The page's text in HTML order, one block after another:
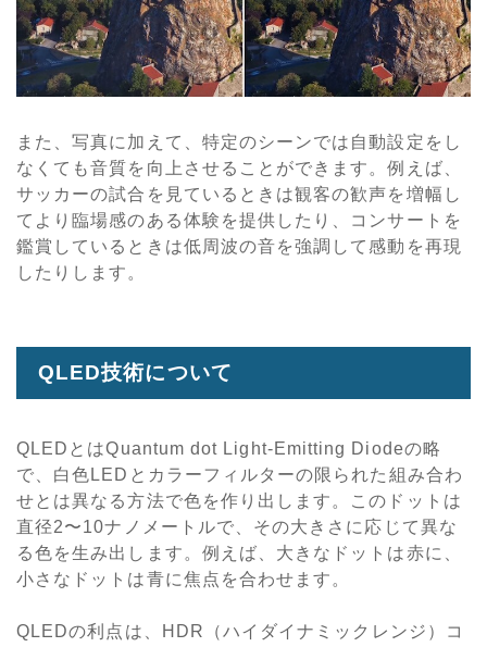
また、写真に加えて、特定のシーンでは自動設定をし
なくても音質を向上させることができます。例えば、
サッカーの試合を見ているときは観客の歓声を増幅し
てより臨場感のある体験を提供したり、コンサートを
鑑賞しているときは低周波の音を強調して感動を再現
したりします。
QLED技術について
QLEDとはQuantum dot Light-Emitting Diodeの略
で、白色LEDとカラーフィルターの限られた組み合わ
せとは異なる方法で色を作り出します。このドットは
直径2〜10ナノメートルで、その大きさに応じて異な
る色を生み出します。例えば、大きなドットは赤に、
小さなドットは青に焦点を合わせます。
QLEDの利点は、HDR（ハイダイナミックレンジ）コ